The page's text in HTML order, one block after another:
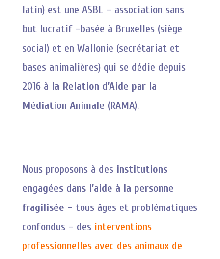
latin) est une ASBL – association sans
but lucratif -basée à Bruxelles (siège
social) et en Wallonie (secrétariat et
bases animalières) qui se dédie depuis
2016 à la Relation d’Aide par la
Médiation Animale (RAMA).
Nous proposons à des institutions
engagées dans l’aide à la personne
fragilisée – tous âges et problématiques
confondus – des interventions
professionnelles avec des animaux de